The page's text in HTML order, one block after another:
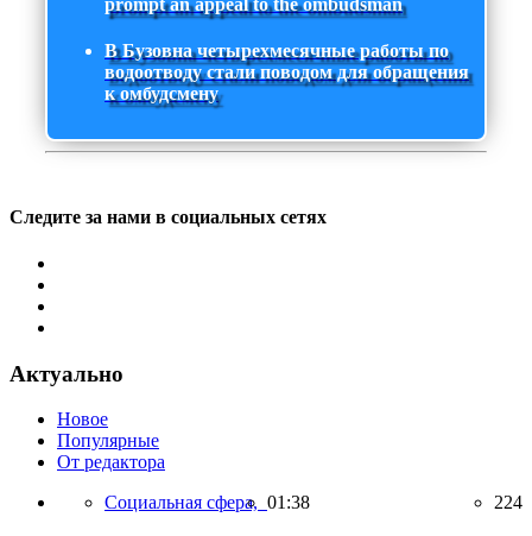
В Бузовна четырехмесячные работы по
водоотводу стали поводом для обращения
к омбудсмену
Следите за нами в социальных сетях
Актуально
Новое
Популярные
От редактора
Социальная сфера, 01:38 224